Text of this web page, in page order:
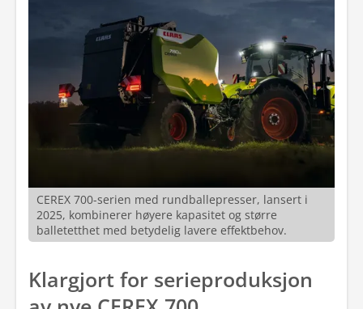
CEREX 700-serien med rundballepresser, lansert i
2025, kombinerer høyere kapasitet og større
balletetthet med betydelig lavere effektbehov.
Klargjort for serieproduksjon